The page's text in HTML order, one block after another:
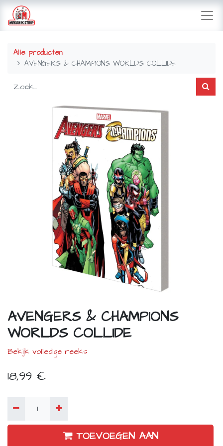
Alle producten
AVENGERS & CHAMPIONS WORLDS COLLIDE
AVENGERS & CHAMPIONS
WORLDS COLLIDE
Bekijk volledige reeks
18,99 €
TOEVOEGEN AAN